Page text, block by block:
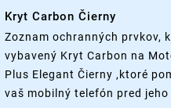
Kryt Carbon Čierny
Zoznam ochranných prvkov,
vybavený Kryt Carbon na
Plus Elegant Čierny ,ktoré
vaš mobilný telefón pred jeho